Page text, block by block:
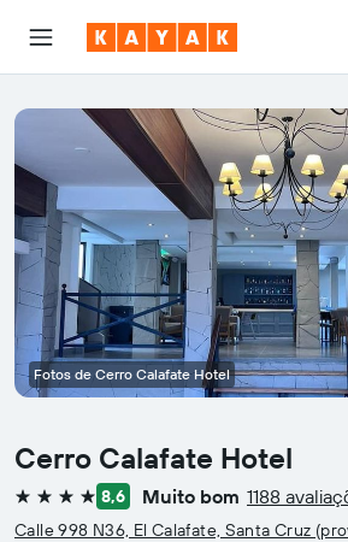
Cerro Calafate Hotel
4 estrelas 8,6 Muito bom 1188
Calle 998 N36, El Calafate, Santa Cruz
Fotos de Cerro Calafate Hotel